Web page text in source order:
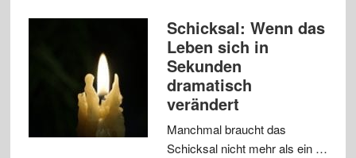
Schicksal: Wenn das
Leben sich in
Sekunden
dramatisch
verändert
Manchmal braucht das
Schicksal nicht mehr als ein …